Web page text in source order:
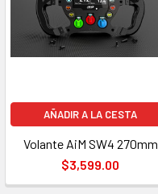
AÑADIR A LA CESTA
Volante AiM SW4 270mm
$3,599.00